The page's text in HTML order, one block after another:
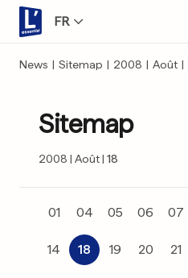
FR
News | Sitemap | 2008 | Août |
Sitemap
2008 Août 18
01 04 05 06 07
14 18 19 20 21